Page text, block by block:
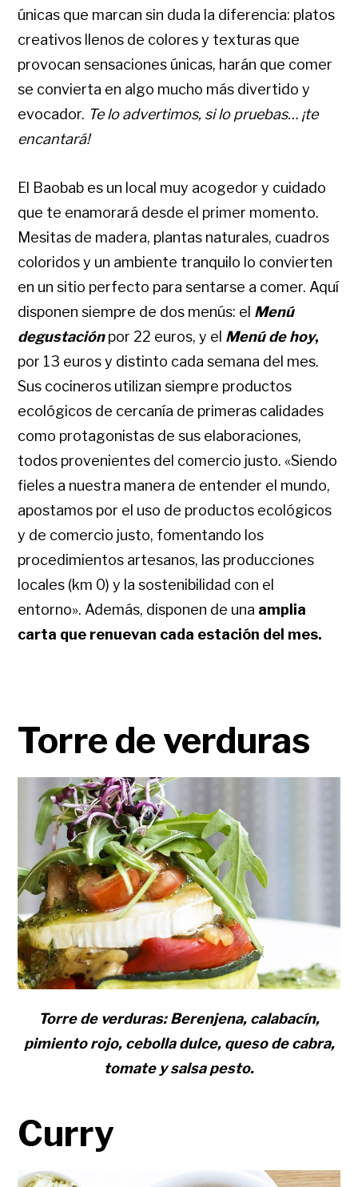
únicas que marcan sin duda la diferencia: platos
creativos llenos de colores y texturas que
provocan sensaciones únicas, harán que comer
se convierta en algo mucho más divertido y
evocador. Te lo advertimos, si lo pruebas… ¡te
encantará!
El Baobab es un local muy acogedor y cuidado
que te enamorará desde el primer momento.
Mesitas de madera, plantas naturales, cuadros
coloridos y un ambiente tranquilo lo convierten
en un sitio perfecto para sentarse a comer. Aquí
disponen siempre de dos menús: el Menú
degustaciónpor 22 euros, y el Menú de hoy,
por 13 euros y distinto cada semana del mes.
Sus cocineros utilizan siempre productos
ecológicos de cercanía de primeras calidades
como protagonistas de sus elaboraciones,
todos provenientes del comercio justo. «Siendo
fieles a nuestra manera de entender el mundo,
apostamos por el uso de productos ecológicos
y de comercio justo, fomentando los
procedimientos artesanos, las producciones
locales (km 0) y la sostenibilidad con el
entorno». Además, disponen de una amplia
carta que renuevan cada estación del mes.
Torre de verduras
Torre de verduras: Berenjena, calabacín,
pimiento rojo, cebolla dulce, queso de cabra,
tomate y salsa pesto.
Curry